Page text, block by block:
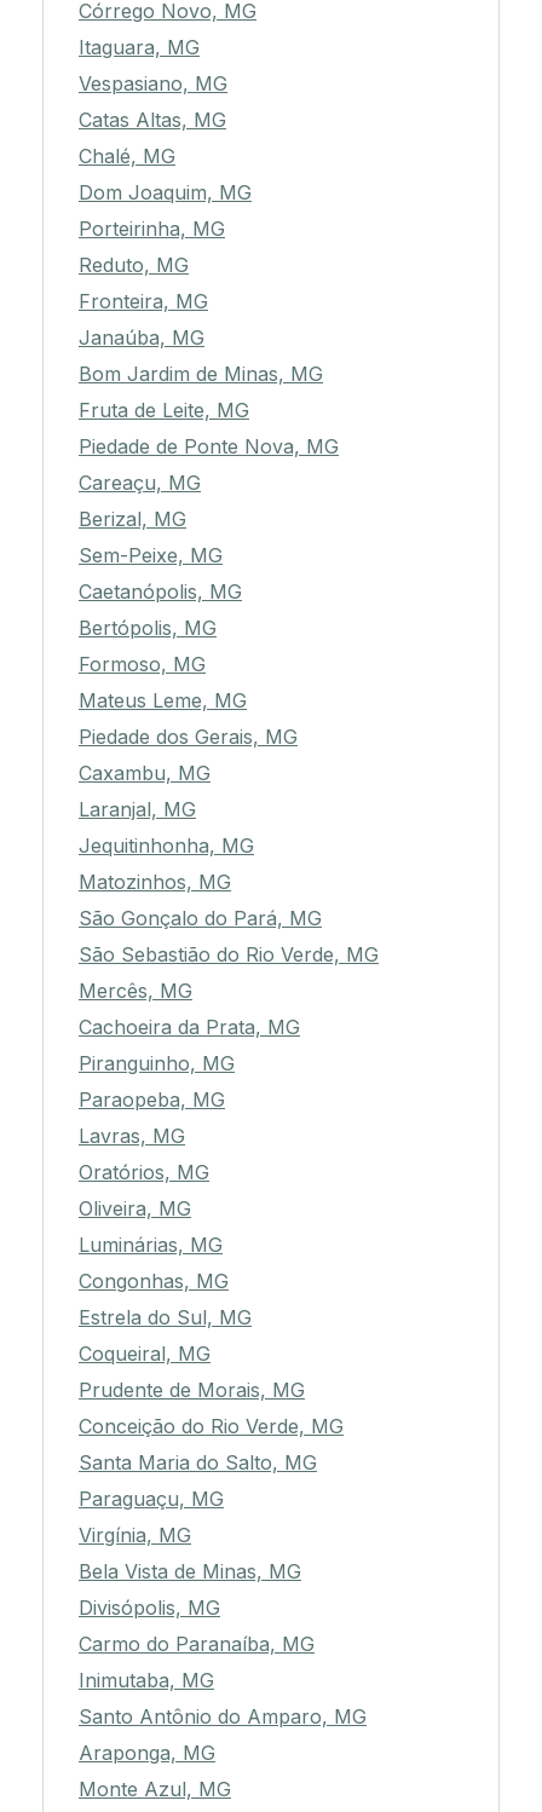
Córrego Novo, MG
Itaguara, MG
Vespasiano, MG
Catas Altas, MG
Chalé, MG
Dom Joaquim, MG
Porteirinha, MG
Reduto, MG
Fronteira, MG
Janaúba, MG
Bom Jardim de Minas, MG
Fruta de Leite, MG
Piedade de Ponte Nova, MG
Careaçu, MG
Berizal, MG
Sem-Peixe, MG
Caetanópolis, MG
Bertópolis, MG
Formoso, MG
Mateus Leme, MG
Piedade dos Gerais, MG
Caxambu, MG
Laranjal, MG
Jequitinhonha, MG
Matozinhos, MG
São Gonçalo do Pará, MG
São Sebastião do Rio Verde, MG
Mercês, MG
Cachoeira da Prata, MG
Piranguinho, MG
Paraopeba, MG
Lavras, MG
Oratórios, MG
Oliveira, MG
Luminárias, MG
Congonhas, MG
Estrela do Sul, MG
Coqueiral, MG
Prudente de Morais, MG
Conceição do Rio Verde, MG
Santa Maria do Salto, MG
Paraguaçu, MG
Virgínia, MG
Bela Vista de Minas, MG
Divisópolis, MG
Carmo do Paranaíba, MG
Inimutaba, MG
Santo Antônio do Amparo, MG
Araponga, MG
Monte Azul, MG